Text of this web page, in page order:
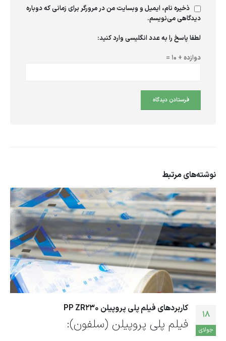
ذخیره نام، ایمیل و وبسایت من در مرورگر برای زمانی که دوباره
دیدگاهی می‌نویسم.
لطفا پاسخ را به عدد انگلیسی وارد کنید:
دوازده + 10 =
نوشته‌هایمرتبط
18
جولای
کاربردهای فیلم پلی پروپیلن PP ZR230
فیلم پلی پروپیلن (سلفون):